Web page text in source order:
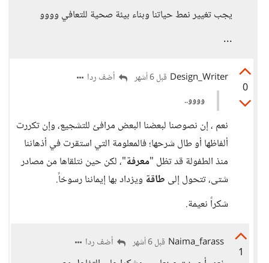
يجب تغيير نمط حياتنا وبناء بيئة صحية للتعافي وووو
...
0
Design_Writer قبل 6 أشهر
أضف ردا
وووو..
نعم ، إن نصوصنا لبعضنا البعض مرافئ للتشجيع، وإن تكررت
ألفاظها أو طال شرحها؛ فالمعلومة التي استقرت في أذهاننا
منذ الطفولة قد تظل "معرفة"، لكن حين نتلقاها من مصادر
شتى، تتحول إلى طاقة ويزداد بها إيماننا رسوخاً.
شكراً نعيمة.
1
Naima_farass قبل 6 أشهر أضف ردا